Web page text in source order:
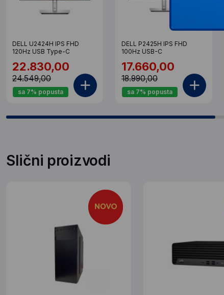
DELL U2424H IPS FHD
120Hz USB Type-C
22.830,00
24.549,00
sa 7% popusta
DELL P2425H IPS FHD
100Hz USB-C
17.660,00
18.990,00
sa 7% popusta
Slični proizvodi